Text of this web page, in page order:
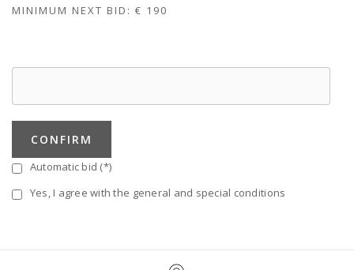
MINIMUM NEXT BID: € 190
CONFIRM
Automatic bid (*)
Yes, I agree with the general and special conditions